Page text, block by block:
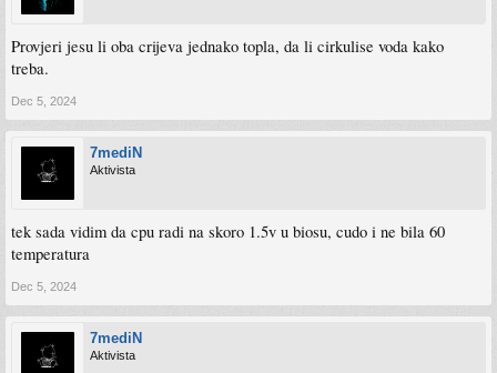
Provjeri jesu li oba crijeva jednako topla, da li cirkulise voda kako
treba.
Dec 5, 2024
7mediN
Aktivista
tek sada vidim da cpu radi na skoro 1.5v u biosu, cudo i ne bila 60
temperatura
Dec 5, 2024
7mediN
Aktivista